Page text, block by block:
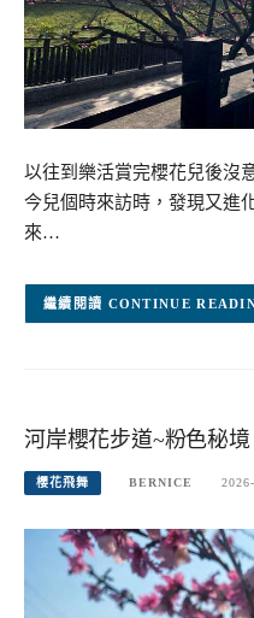
以往到樂活賞完櫻花兒後沒
今兒個時來訪時，發現又進
來…
CONTINUE
河岸櫻花步道~粉色秘
櫻花飛舞 BERNICE